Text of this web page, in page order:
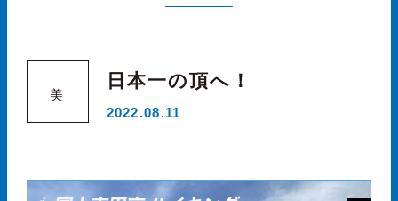
美
日本一の頂へ！
2022.08.11